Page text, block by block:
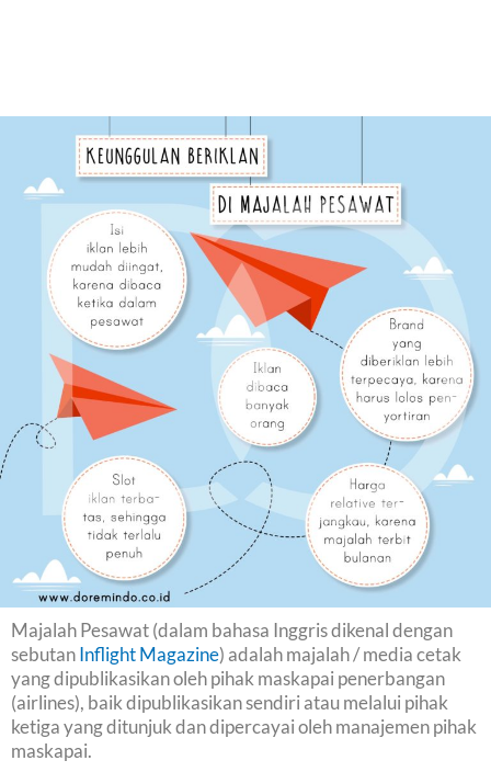
Majalah Pesawat (dalam bahasa Inggris dikenal dengan
sebutanInflight Magazine) adalah majalah / media cetak
yang dipublikasikan oleh pihak maskapai penerbangan
(airlines), baik dipublikasikan sendiri atau melalui pihak
ketiga yang ditunjuk dan dipercayai oleh manajemen pihak
maskapai.